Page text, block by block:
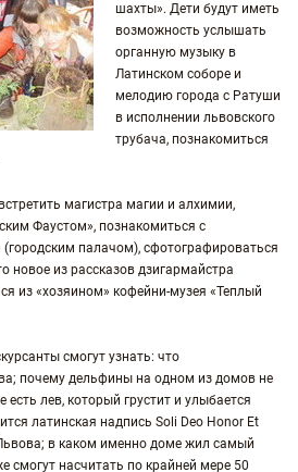
шахты». Дети будут иметь
возможность услышать
органную музыку в
Латинском соборе и
мелодию города с Ратуши
в исполнении львовского
трубача, познакомиться
магистра магии и алхимии,
Фаустом», познакомиться с
палачом), сфотографироваться
новое из рассказов дзигармайстра
из «хозяином» кофейни-музея «Теплый
смогут узнать: что
почему дельфины на одном из домов не
есть лев, который грустит и улыбается
латинская надпись Soli Deo Honor Et
в каком именно доме жил самый
смогут насчитать по крайней мере 50